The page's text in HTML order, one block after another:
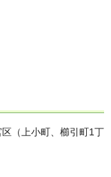
（上小町、櫛引町1丁